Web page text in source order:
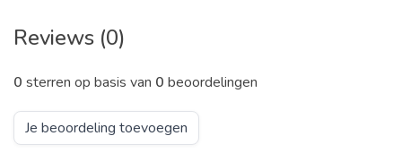
Reviews (0)
0 sterren op basis van 0 beoordelingen
Je beoordeling toevoegen